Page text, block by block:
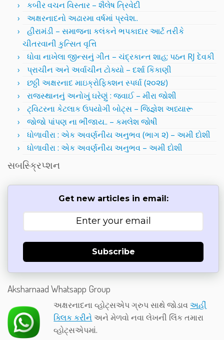
કબીર વચન વિસ્તાર – શૈલેષ ત્રિવેદી
અક્ષરનાદનો અઢારમા વર્ષમાં પ્રવેશ..
હીરામંડી – સમાજના કલંકને ભપકાદાર આર્ટ તરીકે
ચીતરવાની કુત્સિત વૃત્તિ
ધોવા નાખેલા જીન્સનું ગીત – ચંદ્રકાન્ત શાહ; પઠન RJ દેવકી
પ્રાચીન અને અર્વાચીન ટોક્યો – દર્શા કિકાણી
છઠ્ઠી અક્ષરનાદ માઇક્રોફિક્શન સ્પર્ધા (૨૦૨૪)
રાજસ્થાનનું અનોખું ઘરેણું : જવાઈ – મીરા જોશી
ટ્વિટરના કેટલાક ઉપયોગી બોટ્સ – જિજ્ઞેશ અધ્યારૂ
જોજો પાંપણ ના ભીંજાય.. – કમલેશ જોષી
ધોળાવીરા : એક અવર્ણનીય અનુભવ (ભાગ ૨) – અમી દોશી
ધોળાવીરા : એક અવર્ણનીય અનુભવ – અમી દોશી
સબસ્ક્રિપ્શન
Get new articles in email:
Subscribe
Aksharnaad Whatsapp Group
અક્ષરનાદના વ્હોટ્સએપ ગ્રુપ સાથે જોડાવઅહીં
ક્લિક કરીને અને મેળવો નવા લેખની લિંક તમારા
વ્હોટ્સએપમાં.